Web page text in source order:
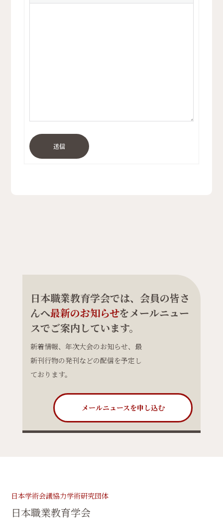
送信
日本職業教育学会では、会員の皆さ
んへ最新のお知らせをメールニュー
スでご案内しています。
新着情報、年次大会のお知らせ、最
新刊行物の発刊などの配信を予定し
ております。
メールニュースを申し込む
日本学術会議協力学術研究団体
日本職業教育学会